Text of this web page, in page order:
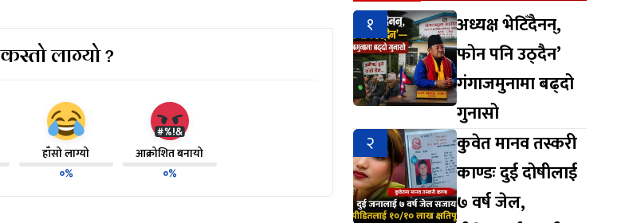
लाग्यो ?
हाँसो लाग्यो
०%
आक्रोशित बनायो
०%
१
अध्यक्ष भेटिँदैनन्,
फोन पनि उठ्दैन’
गंगाजमुनामा बढ्दो
गुनासो
२
कुवेत मानव तस्करी
काण्डः दुई दोषीलाई
७ वर्ष जेल,